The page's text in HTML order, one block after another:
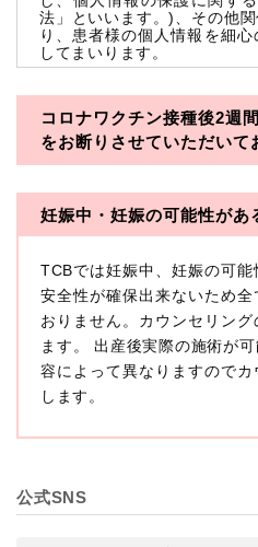
法」といいます。)、その他
り、患者様の個人情報を細
してまいります。
※TCBグループとは以下を総
・一般社団法人メディカルア
・医療法人社団創彩会
本プライバシーポリシーに
存する個人に関する情報で
氏名、生年月日その他の記
できるもの又は個人識別符号
令に準じます。）が含まれる
収集した患者様に関する情
の個人を識別できない情報
み合わせることにより特定の
に扱うものとします。
TCBグループが【利用目的】
めに取得する情報には、次
コロナワクチン接種後2週
をお断りさせていただいて
妊娠中・妊娠の可能性があ
TCBでは妊娠中、妊娠の可
安全性が確保出来ないため
おりません。カウンセリン
ます。 出産後実際の施術が
容によって異なりますので
します。
公式SNS